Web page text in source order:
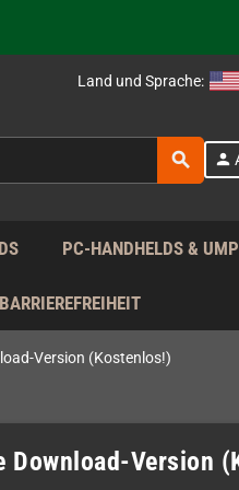
Land und Sprache:
search person
PC-HANDHELDS &
BARRIEREFREIHEIT
Version (Kostenlos!)
Download-Version